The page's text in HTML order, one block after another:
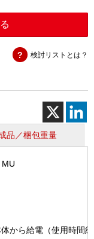
個
検討リストとは？
品／梱包重量
から給電（使用時間